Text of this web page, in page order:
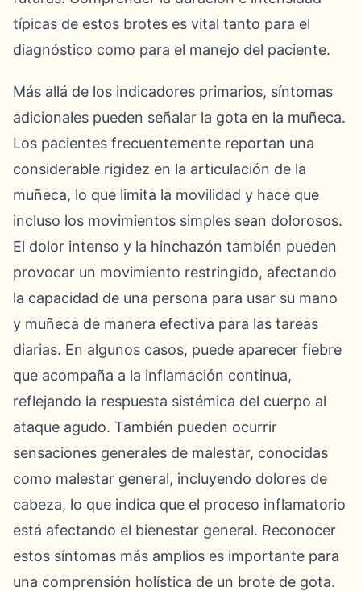
típicas de estos brotes es vital tanto para el
diagnóstico como para el manejo del paciente.
Más allá de los indicadores primarios, síntomas
adicionales pueden señalar la gota en la muñeca.
Los pacientes frecuentemente reportan una
considerable rigidez en la articulación de la
muñeca, lo que limita la movilidad y hace que
incluso los movimientos simples sean dolorosos.
El dolor intenso y la hinchazón también pueden
provocar un movimiento restringido, afectando
la capacidad de una persona para usar su mano
y muñeca de manera efectiva para las tareas
diarias. En algunos casos, puede aparecer fiebre
que acompaña a la inflamación continua,
reflejando la respuesta sistémica del cuerpo al
ataque agudo. También pueden ocurrir
sensaciones generales de malestar, conocidas
como malestar general, incluyendo dolores de
cabeza, lo que indica que el proceso inflamatorio
está afectando el bienestar general. Reconocer
estos síntomas más amplios es importante para
una comprensión holística de un brote de gota.